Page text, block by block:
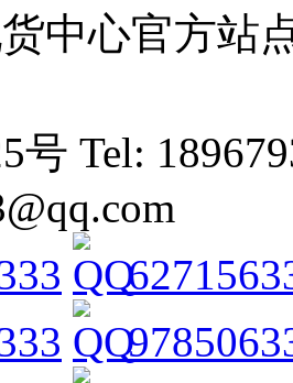
中心官方站
号 Tel: